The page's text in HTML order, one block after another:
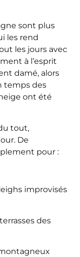
sont plus
les rend
les jours avec
à l’esprit
damé, alors
temps des
ont été
tout,
De
pour :
improvisés
des